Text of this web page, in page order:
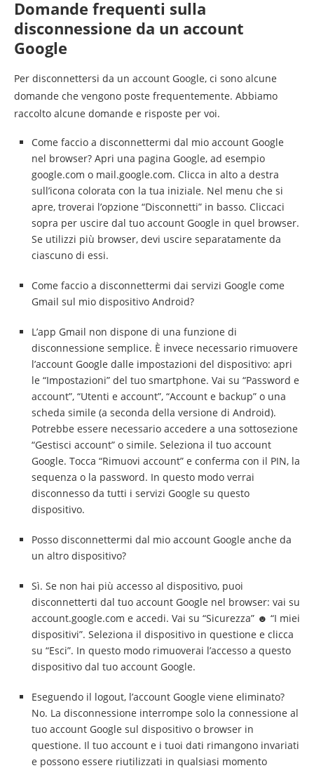
Domande frequenti sulla
disconnessione da un account
Google
Per disconnettersi da un account Google, ci sono alcune
domande che vengono poste frequentemente. Abbiamo
raccolto alcune domande e risposte per voi.
Come faccio a disconnettermi dal mio account Google
nel browser? Apri una pagina Google, ad esempio
google.com o mail.google.com. Clicca in alto a destra
sull’icona colorata con la tua iniziale. Nel menu che si
apre, troverai l’opzione “Disconnetti” in basso. Cliccaci
sopra per uscire dal tuo account Google in quel browser.
Se utilizzi più browser, devi uscire separatamente da
ciascuno di essi.
Come faccio a disconnettermi dai servizi Google come
Gmail sul mio dispositivo Android?
L’app Gmail non dispone di una funzione di
disconnessione semplice. È invece necessario rimuovere
l’account Google dalle impostazioni del dispositivo: apri
le “Impostazioni” del tuo smartphone. Vai su “Password e
account”, “Utenti e account”, “Account e backup” o una
scheda simile (a seconda della versione di Android).
Potrebbe essere necessario accedere a una sottosezione
“Gestisci account” o simile. Seleziona il tuo account
Google. Tocca “Rimuovi account” e conferma con il PIN, la
sequenza o la password. In questo modo verrai
disconnesso da tutti i servizi Google su questo
dispositivo.
Posso disconnettermi dal mio account Google anche da
un altro dispositivo?
Sì. Se non hai più accesso al dispositivo, puoi
disconnetterti dal tuo account Google nel browser: vai su
account.google.com e accedi. Vai su “Sicurezza” ☻ “I miei
dispositivi”. Seleziona il dispositivo in questione e clicca
su “Esci”. In questo modo rimuoverai l’accesso a questo
dispositivo dal tuo account Google.
Eseguendo il logout, l’account Google viene eliminato?
No. La disconnessione interrompe solo la connessione al
tuo account Google sul dispositivo o browser in
questione. Il tuo account e i tuoi dati rimangono invariati
e possono essere riutilizzati in qualsiasi momento